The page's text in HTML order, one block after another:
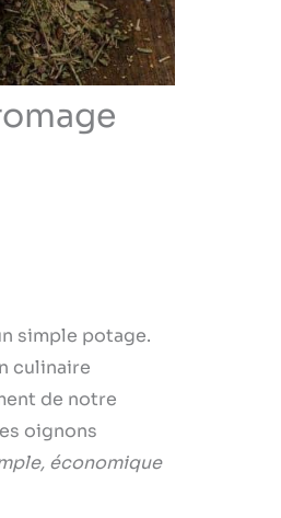
simple potage.
culinaire
de notre
oignons
économique